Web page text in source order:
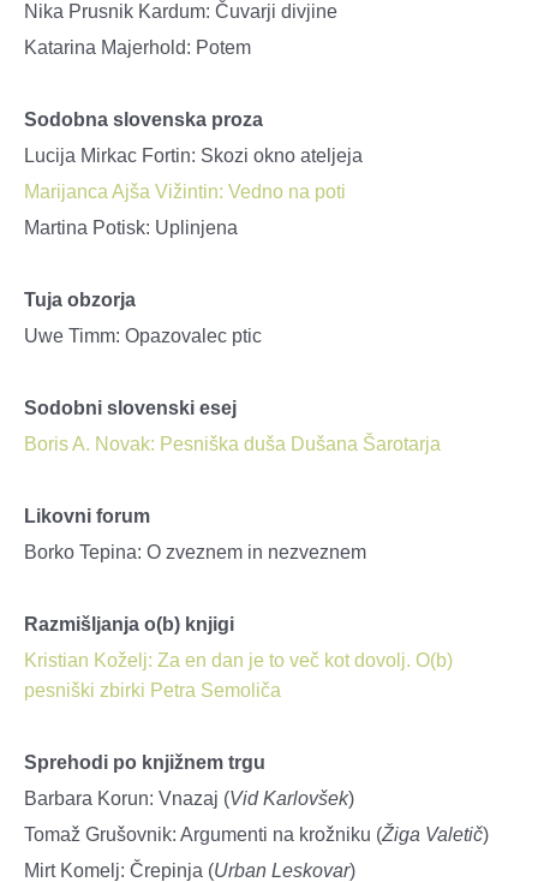
Nika Prusnik Kardum: Čuvarji divjine
Katarina Majerhold: Potem
Sodobna slovenska proza
Lucija Mirkac Fortin: Skozi okno ateljeja
Marijanca Ajša Vižintin: Vedno na poti
Martina Potisk: Uplinjena
Tuja obzorja
Uwe Timm: Opazovalec ptic
Sodobni slovenski esej
Boris A. Novak: Pesniška duša Dušana Šarotarja
Likovni forum
Borko Tepina: O zveznem in nezveznem
Razmišljanja o(b) knjigi
Kristian Koželj: Za en dan je to več kot dovolj. O(b)
pesniški zbirki Petra Semoliča
Sprehodi po knjižnem trgu
Barbara Korun: Vnazaj (Vid Karlovšek)
Tomaž Grušovnik: Argumenti na krožniku (Žiga Valetič)
Mirt Komelj: Črepinja (Urban Leskovar)